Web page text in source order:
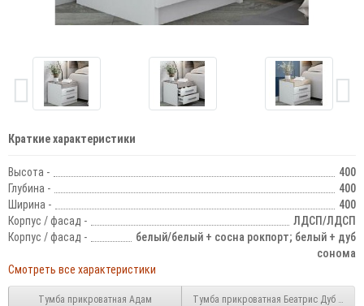
Краткие характеристики
Высота -
400
Глубина -
400
Ширина -
400
Корпус / фасад -
ЛДСП/ЛДСП
Корпус / фасад -
белый/белый + сосна рокпорт; белый + дуб
сонома
Смотреть все характеристики
Тумба прикроватная Адам Тумба прикроватная Беатрис Дуб